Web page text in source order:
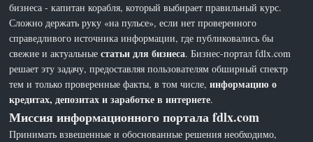
бизнеса - капитан корабля, который выбирает правильный курс.
Сложно держать руку «на пульсе», если нет проверенного
справедливого источника информации, где публиковались бы
свежие и актуальныестатьи для бизнеса. Бизнес-портал fdlx.com
решает эту задачу, предоставляя пользователям обширный спектр
тем и только проверенные факты, в том числе,информацию о
кредитах, депозитах и заработке в интернете.
Миссия информационного портала fdlx.com
Принимать взвешенные и обоснованные решения необходимо,